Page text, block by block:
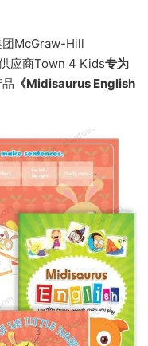
团McGraw-Hill
应商Town 4 Kids专为
《Midisaurus English